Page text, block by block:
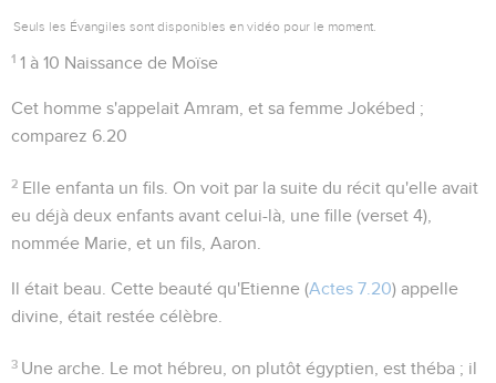
Seuls les Évangiles sont disponibles en vidéo pour le moment.
1 1 à 10 Naissance de Moïse
Cet homme s'appelait Amram, et sa femme Jokébed ;
comparez 6.20
2 Elle enfanta un fils . On voit par la suite du récit qu'elle avait
eu déjà deux enfants avant celui-là, une fille (verset 4),
nommée Marie, et un fils, Aaron.
Il était beau . Cette beauté qu'Etienne (Actes 7.20) appelle
divine , était restée célèbre.
3 Une arche . Le mot hébreu, on plutôt égyptien, estthéba ; il